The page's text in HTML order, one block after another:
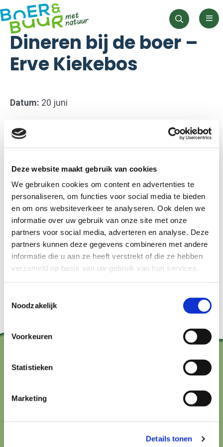
Deze website maakt gebruik van cookies
We gebruiken cookies om content en advertenties te
personaliseren, om functies voor social media te bieden
en om ons websiteverkeer te analyseren. Ook delen we
informatie over uw gebruik van onze site met onze
partners voor social media, adverteren en analyse. Deze
partners kunnen deze gegevens combineren met andere
informatie die u aan ze heeft verstrekt of die ze hebben
verzameld op basis van uw gebruik van hun services.
Noodzakelijk
Voorkeuren
Statistieken
Marketing
Details tonen
Zoeken
Dineren bij de boer –
Erve Kiekebos
Datum: 20 juni
Locatie:
Volledig verzorgde avond door chef Gilbert met
rondleiding, vegetarisch drie gangen diner
keer optie voor vlees van eigen koe en bijpassende
dranken (aperitief, 2 glazen (non)alcoholisch en
koffie na)
Bekijk het hier
Contact?
3511 MJ Utrecht